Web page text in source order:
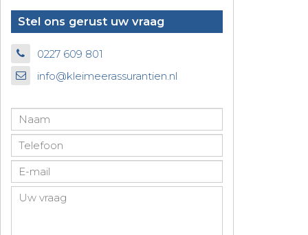
Stel ons gerust uw vraag
0227 609 801
info@kleimeerassurantien.nl